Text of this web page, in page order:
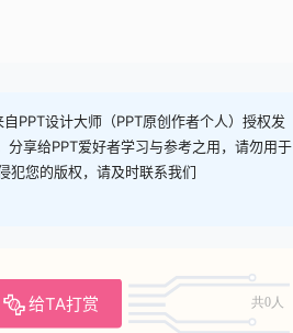
PPT设计大师（PPT原创作者个人）授权发
享给PPT爱好者学习与参考之用，请勿用于
犯您的版权，请及时联系我们
给TA打赏 共0人